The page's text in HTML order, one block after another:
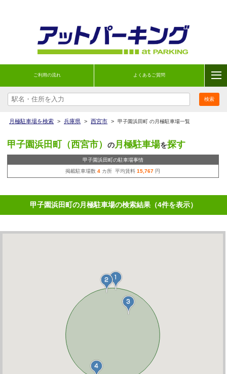
ご利用の流れ よくあるご質問
月極駐車場を検索 > 兵庫県 > 西宮市 > 甲子園浜田町 の月極駐車場一覧
甲子園浜田町（西宮市） の月極駐車場を探す
甲子園浜田町の駐車場事情
掲載駐車場数4 カ所 平均賃料15,767 円
甲子園浜田町の月極駐車場の検索結果（4件を表示）